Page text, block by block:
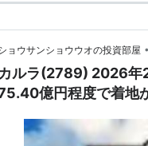
ョウサンショウウオの投資部屋 •
カルラ(2789) 2026年
億円程度で着地